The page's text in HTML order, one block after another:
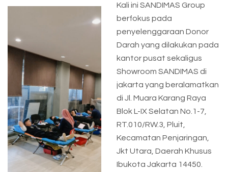
Kali ini SANDIMAS Group
berfokus pada
penyelenggaraan Donor
Darah yang dilakukan pada
kantor pusat sekaligus
Showroom SANDIMAS di
jakarta yang beralamatkan
di Jl. Muara Karang Raya
Blok L-IX Selatan No.1-7,
RT.010/RW.3, Pluit,
Kecamatan Penjaringan,
Jkt Utara, Daerah Khusus
Ibukota Jakarta 14450.